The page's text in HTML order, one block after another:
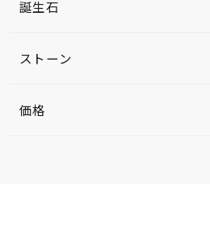
誕生石
ストーン
価格